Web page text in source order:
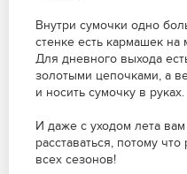
Внутри сумочки одно
стенке есть кармашек
Для дневного выхода
золотыми цепочками, а
и носить сумочку в руках.
И даже с уходом лета
расставаться, потому
всех сезонов!